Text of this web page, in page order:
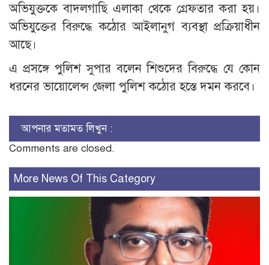
অভিযুক্তকে বাদলগাছি এলাকা থেকে গ্রেফতার করা হয়।
অভিযুক্তের বিরুদ্ধে কঠোর আইলানুগ ব্যবস্থা প্রক্রিয়াধীন
আছে।
এ প্রসঙ্গে পুলিশ সুপার বলেন শিশুদের বিরুদ্ধে যে কোন
ধরনের ভায়োলেন্স জেলা পুলিশ কঠোর হস্তে দমন করবে।
আপনার মতামত লিখুন :
Comments are closed.
More News Of This Category